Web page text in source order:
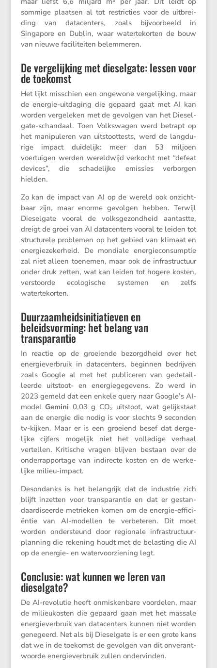
sommige plaatsen al tot restric­ties voor de uitbrei­
ding van datacen­ters, zoals bijvoor­beeld in
Singapore en Dublin, waar water­te­korten de bouw
van nieuwe facili­teiten belemmeren.
De vergelijking met dieselgate: lessen voor
de toekomst
Het lijkt misschien een ongewone verge­lij­king, maar
de energie-uitda­ging die gepaard gaat met AI kan
worden verge­leken met de gevolgen van het Diesel­
gate-schan­daal. Toen Volks­wagen werd betrapt op
het manipu­leren van uitstoot­tests, werd de langdu­
rige impact duide­lijk: meer dan 53 miljoen
voertuigen werden wereld­wijd verkocht met “defeat
devices”, die schade­lijke emissies verborgen
hielden.
Zo kan de impact van AI op de wereld ook onzicht­
baar zijn, maar enorme gevolgen hebben. Terwijl
Diesel­gate vooral de volks­ge­zond­heid aantastte,
dreigt de groei van AI datacen­ters vooral te leiden tot
struc­tu­rele problemen op het gebied van klimaat en
energie­ze­ker­heid. De mondiale energie­con­sumptie
zal niet alleen toenemen, maar ook de infra­struc­tuur
onder druk zetten, wat kan leiden tot hogere kosten,
verstoorde ecolo­gi­sche systemen en zelfs
watertekorten.
Duurzaamheidsinitiatieven en
beleidsvorming: het belang van
transparantie
In reactie op de groei­ende bezorgd­heid over het
energie­ver­bruik in datacen­ters, beginnen bedrijven
zoals Google al met het publi­ceren van gedetail­
leerde uitstoot- en energie­ge­ge­vens. Zo werd in
2023 gemeld dat een enkele query naar Google’s AI-
modelGemini 0,03 g CO₂ uitstoot, wat gelijk­staat
aan de energie die nodig is voor slechts 9 seconden
tv-kijken. Maar er is een groeiend besef dat derge­
lijke cijfers mogelijk niet het volle­dige verhaal
vertellen. Kriti­sche vragen blijven bestaan over de
onder­rap­por­tage van indirecte kosten en de werke­
lijke milieu-impact.
Deson­danks is het belang­rijk dat de industrie zich
blijft inzetten voor trans­pa­rantie en dat er gestan­
daar­di­seerde metrieken komen om de energie-effici­
ëntie van AI-modellen te verbe­teren. Dit moet
worden onder­steund door regio­nale infra­struc­tuur­
plan­ning die rekening houdt met de belas­ting die AI
op de energie- en water­voor­zie­ning legt.
Conclusie: wat kunnen we leren van
dieselgate?
De AI-revolutie heeft onmis­ken­bare voordelen, maar
de milieu­kosten die gepaard gaan met het massale
energie­ver­bruik van datacen­ters kunnen niet worden
genegeerd. Net als bij Diesel­gate is er een grote kans
dat we in de toekomst de gevolgen van dit onver­ant­
woorde energie­ver­bruik zullen ondervinden.